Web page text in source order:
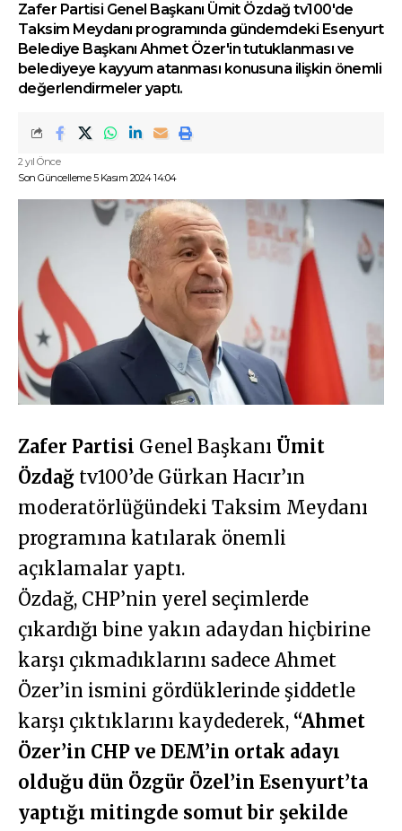
Zafer Partisi Genel Başkanı Ümit Özdağ tv100'de
Taksim Meydanı programında gündemdeki Esenyurt
Belediye Başkanı Ahmet Özer'in tutuklanması ve
belediyeye kayyum atanması konusuna ilişkin önemli
değerlendirmeler yaptı.
Son Güncelleme 5 Kasım 2024 14:04
2 yıl Önce
Zafer Partisi Genel Başkanı Ümit
Özdağ tv100’de Gürkan Hacır’ın
moderatörlüğündeki Taksim Meydanı
programına katılarak önemli
açıklamalar yaptı.
Özdağ, CHP’nin yerel seçimlerde
çıkardığı bine yakın adaydan hiçbirine
karşı çıkmadıklarını sadece Ahmet
Özer’in ismini gördüklerinde şiddetle
karşı çıktıklarını kaydederek, “Ahmet
Özer’in CHP ve DEM’in ortak adayı
olduğu dün Özgür Özel’in Esenyurt’ta
yaptığı mitingde somut bir şekilde